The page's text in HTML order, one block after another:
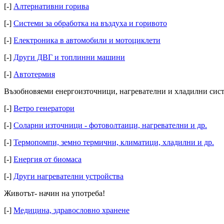
[-] Алтернативни горива
[-] Системи за обработка на въздуха и горивото
[-] Електроника в автомобили и мотоциклети
[-] Други ДВГ и топлинни машини
[-] Автотермия
Възобновяеми енергоизточници, нагревателни и хладилни
[-] Ветро генератори
[-] Соларни източници - фотоволтаици, нагревателни и др.
[-] Термопомпи, земно термични, климатици, хладилни и др.
[-] Енергия от биомаса
[-] Други нагревателни устройства
Животът- начин на употреба!
[-] Медицина, здравословно хранене